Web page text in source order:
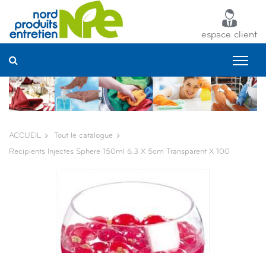
espace client
ACCUEIL Tout le catalogue
Recipients Injectes Sphere 150ml 6.3 X 5cm Transparent X 100
Panneau de gestion des cookies